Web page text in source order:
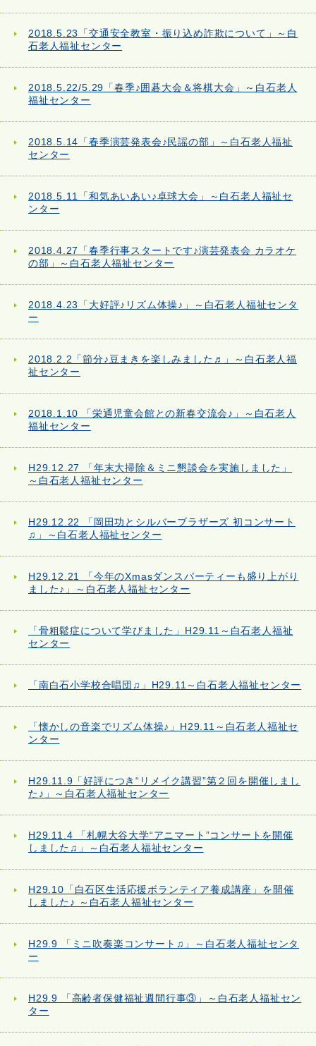
2018.5.23「交通安全教室・振り込め詐欺について」～白
石老人福祉センター
2018.5.22/5.29「春季♪囲碁大会＆将棋大会」～白石老人
福祉センター
2018.5.14「春季演芸発表会♪民謡の部」～白石老人福祉
センター
2018.5.11「和気あいあい♪卓球大会」～白石老人福祉セ
ンター
2018.4.27「春季行事スタートです♪演芸発表会 カラオケ
の部」～白石老人福祉センター
2018.4.23「大好評♪リズム体操♪」～白石老人福祉センタ
ー
2018.2.2「節分♪豆まきを楽しみました♬」～白石老人福
祉センター
2018.1.10 「栄通児童会館との新春交流会♪」～白石老人
福祉センター
H29.12.27 「年末大掃除＆ミニ懇談会を実施しました」
～白石老人福祉センター
H29.12.22 「岡田功とシルバーブラザーズ 初コンサート
♫」～白石老人福祉センター
H29.12.21 「今年のXmasダンスパーティーも盛り上がり
ました♪」～白石老人福祉センター
「骨粗鬆症について学びました」H29.11～白石老人福祉
センター
「南白石小学校合唱団♫」H29.11～白石老人福祉センター
「懐かしの音楽でリズム体操♪」H29.11～白石老人福祉セ
ンター
H29.11.9「好評につき“リメイク講習”第２回を開催しまし
た♪」～白石老人福祉センター
H29.11.4 「札幌大谷大学“アニマート”コンサートを開催
しました♫」～白石老人福祉センター
H29.10「白石区生活応援ボランティア養成講座」を開催
しました♪ ～白石老人福祉センター
H29.9 「ミニ吹奏楽コンサート♫」～白石老人福祉センタ
ー
H29.9 「高齢者保健福祉週間行事③」～白石老人福祉セン
ター